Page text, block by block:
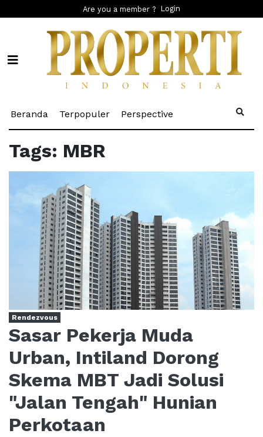
Are you a member ? Login
Beranda (current)
Terpopuler(current)
Perspective
Tags: MBR
Rendezvous
Sasar Pekerja Muda
Urban, Intiland Dorong
Skema MBT Jadi Solusi
"Jalan Tengah" Hunian
Perkotaan